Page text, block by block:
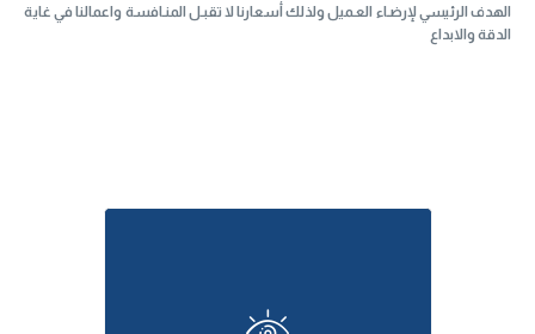
الهدف الرئيسي لإرضـاء العـميل ولذلك أسعارنا لا تقبـل المنـافسة واعمالنا في غاية
الدقة والابداع